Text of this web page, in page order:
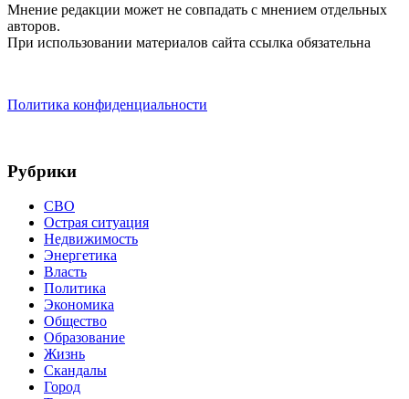
Мнение редакции может не совпадать с мнением отдельных
авторов.
При использовании материалов сайта ссылка обязательна
Политика конфиденциальности
Рубрики
СВО
Острая ситуация
Недвижимость
Энергетика
Власть
Политика
Экономика
Общество
Образование
Жизнь
Скандалы
Город